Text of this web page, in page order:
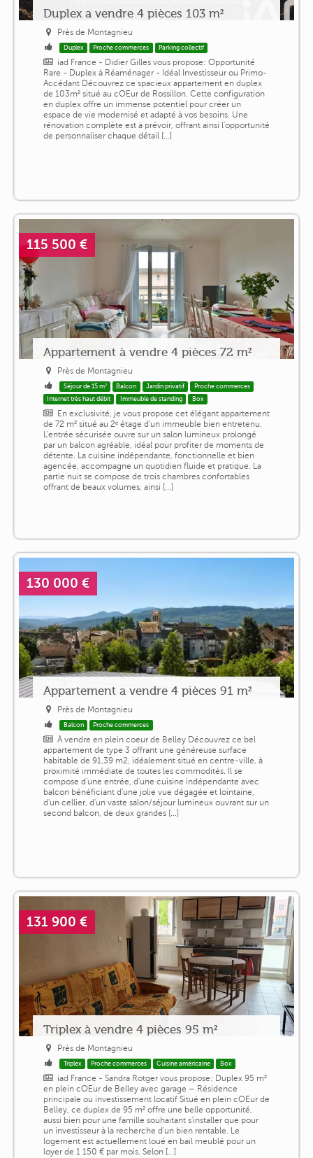
Duplex a vendre 4 pièces 103 m²
Près de Montagnieu
Duplex Proche commerces Parking collectif
iad France - Didier Gilles vous propose: Opportunité
Rare - Duplex à Réaménager - Idéal Investisseur ou Primo-
Accédant Découvrez ce spacieux appartement en duplex
de 103m² situé au cOEur de Rossillon. Cette configuration
en duplex offre un immense potentiel pour créer un
espace de vie modernisé et adapté à vos besoins. Une
rénovation complète est à prévoir, offrant ainsi l'opportunité
de personnaliser chaque détail [...]
115 500 €
Appartement à vendre 4 pièces 72 m²
Près de Montagnieu
Séjour de 15 m² Balcon Jardin privatif
Proche commerces
Internet très haut débit
Immeuble de standing Box
En exclusivité, je vous propose cet élégant appartement
de 72 m² situé au 2ᵉ étage d'un immeuble bien entretenu.
L'entrée sécurisée ouvre sur un salon lumineux prolongé
par un balcon agréable, idéal pour profiter de moments de
détente. La cuisine indépendante, fonctionnelle et bien
agencée, accompagne un quotidien fluide et pratique. La
partie nuit se compose de trois chambres confortables
offrant de beaux volumes, ainsi [...]
130 000 €
Appartement a vendre 4 pièces 91 m²
Près de Montagnieu
Balcon Proche commerces
À vendre en plein coeur de Belley Découvrez ce bel
appartement de type 3 offrant une généreuse surface
habitable de 91,39 m2, idéalement situé en centre-ville, à
proximité immédiate de toutes les commodités. Il se
compose d'une entrée, d'une cuisine indépendante avec
balcon bénéficiant d'une jolie vue dégagée et lointaine,
d'un cellier, d'un vaste salon/séjour lumineux ouvrant sur un
second balcon, de deux grandes [...]
131 900 €
Triplex à vendre 4 pièces 95 m²
Près de Montagnieu
Triplex Proche commerces Cuisine américaine Box
iad France - Sandra Rotger vous propose: Duplex 95 m²
en plein cOEur de Belley avec garage – Résidence
principale ou investissement locatif Situé en plein cOEur de
Belley, ce duplex de 95 m² offre une belle opportunité,
aussi bien pour une famille souhaitant s'installer que pour
un investisseur à la recherche d'un bien rentable. Le
logement est actuellement loué en bail meublé pour un
loyer de 1 150 € par mois. Selon [...]